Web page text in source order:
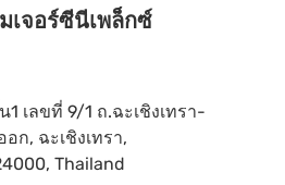
เจอร์ซีนีเพล็กซ์
1 เลขที่ 9/1 ถ.ฉะเชิงเทรา-
ก, ฉะเชิงเทรา,
Thailand